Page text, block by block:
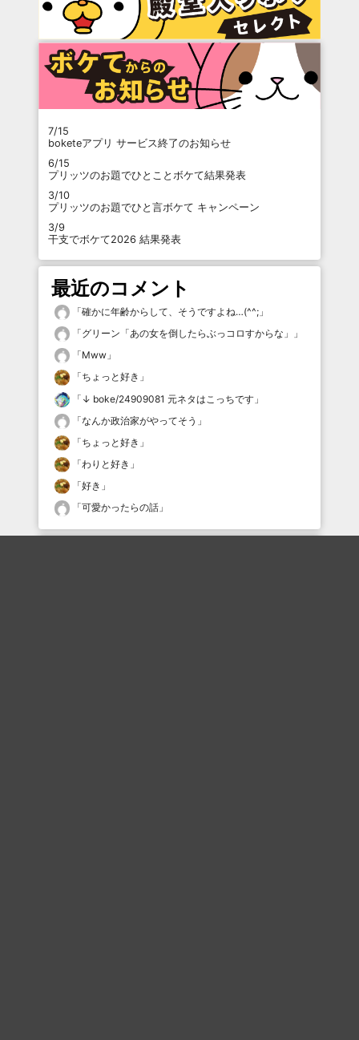
7/15
boketeアプリ サービス終了のお知らせ
6/15
プリッツのお題でひとことボケて結果発表
3/10
プリッツのお題でひと言ボケて キャンペーン
3/9
干支でボケて2026 結果発表
最近のコメント
「確かに年齢からして、そうですよね…(^^; 」
「グリーン「あの女を倒したらぶっコロすからな」
」
「Mww 」
「ちょっと好き 」
「 ↓ boke/24909081 元ネタはこっちです 」
「なんか政治家がやってそう 」
「ちょっと好き 」
「わりと好き 」
「好き 」
「可愛かったらの話 」